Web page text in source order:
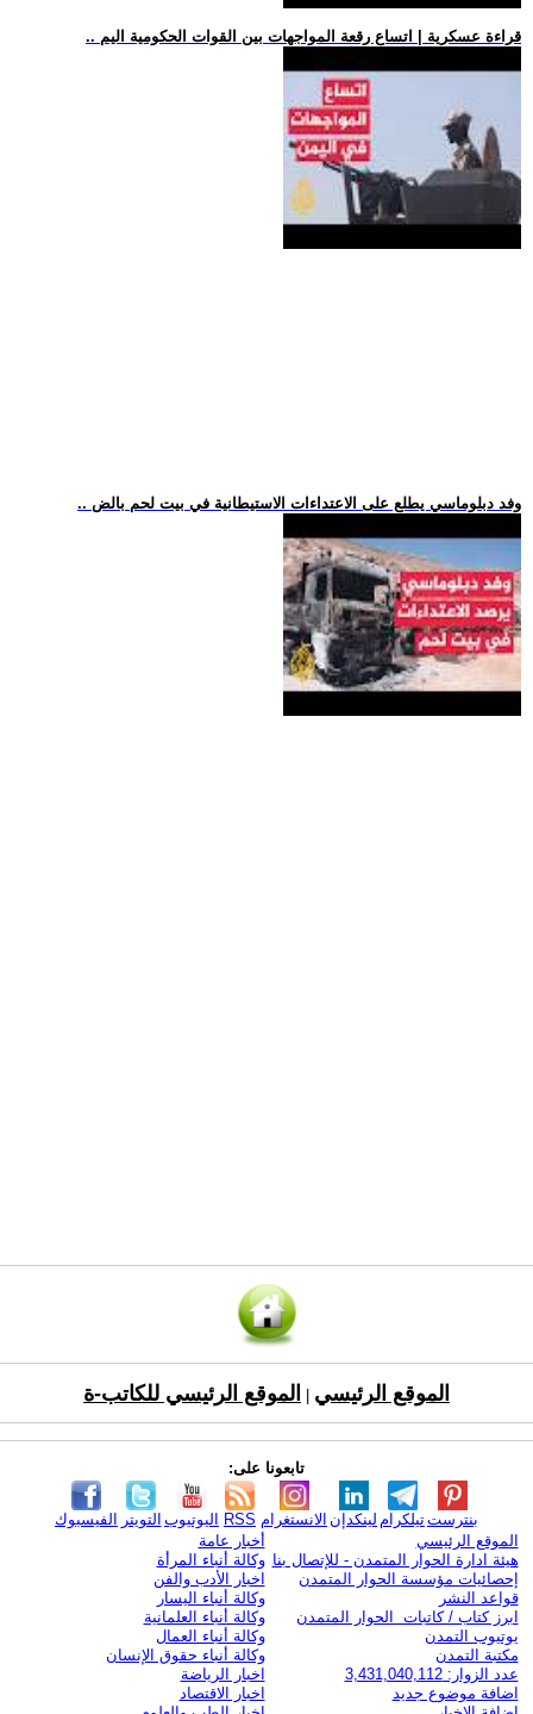
.. قراءة عسكرية | اتساع رقعة المواجهات بين القوات الحكومية اليم
.. وفد دبلوماسي يطلع على الاعتداءات الاستيطانية في بيت لحم بالض
الموقع الرئيسي الموقع الرئيسي للكاتب-ة
تابعونا على:
الفيسبوك التويتر اليوتيوب RSS الانستغرام لينكدإن تيلكرامبنترست
الموقع الرئيسي
هيئة ادارة الحوار المتمدن - للإتصال بنا
إحصائيات مؤسسة الحوار المتمدن
قواعد النشر
ابرز كتاب / كاتبات الحوار المتمدن
يوتيوب التمدن
مكتبة التمدن
عدد الزوار: 3,431,040,112
اضافة موضوع جديد
أخبار عامة
وكالة أنباء المرأة
اخبار الأدب والفن
وكالة أنباء اليسار
وكالة أنباء العلمانية
وكالة أنباء العمال
وكالة أنباء حقوق الإنسان
اخبار الرياضة
اخبار الاقتصاد